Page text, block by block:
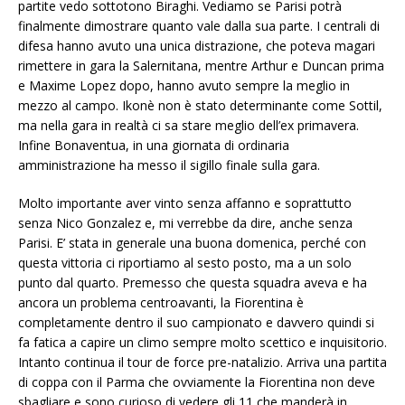
partite vedo sottotono Biraghi. Vediamo se Parisi potrà
finalmente dimostrare quanto vale dalla sua parte. I centrali di
difesa hanno avuto una unica distrazione, che poteva magari
rimettere in gara la Salernitana, mentre Arthur e Duncan prima
e Maxime Lopez dopo, hanno avuto sempre la meglio in
mezzo al campo. Ikonè non è stato determinante come Sottil,
ma nella gara in realtà ci sa stare meglio dell’ex primavera.
Infine Bonaventua, in una giornata di ordinaria
amministrazione ha messo il sigillo finale sulla gara.
Molto importante aver vinto senza affanno e soprattutto
senza Nico Gonzalez e, mi verrebbe da dire, anche senza
Parisi. E’ stata in generale una buona domenica, perché con
questa vittoria ci riportiamo al sesto posto, ma a un solo
punto dal quarto. Premesso che questa squadra aveva e ha
ancora un problema centroavanti, la Fiorentina è
completamente dentro il suo campionato e davvero quindi si
fa fatica a capire un climo sempre molto scettico e inquisitorio.
Intanto continua il tour de force pre-natalizio. Arriva una partita
di coppa con il Parma che ovviamente la Fiorentina non deve